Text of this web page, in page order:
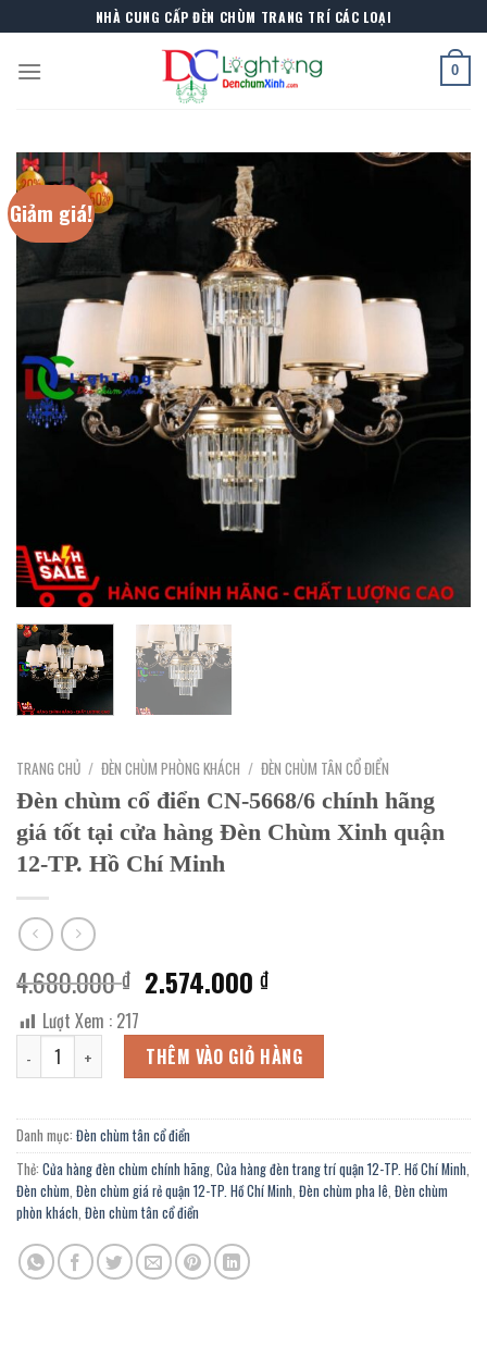
to
content
NHÀ CUNG CẤP ĐÈN CHÙM TRANG TRÍ CÁC LOẠI
0
Giảm giá!
TRANG CHỦ / ĐÈN CHÙM PHÒNG KHÁCH / ĐÈN CHÙM TÂN CỔ ĐIỂN
Đèn chùm cổ điển CN-5668/6 chính hãng
giá tốt tại cửa hàng Đèn Chùm Xinh quận
12-TP. Hồ Chí Minh
4.680.000₫ Giá
gốc
là:
4.680.000 ₫.
2.574.000₫Giá
tại
là:
2.574.000 ₫.
Lượt Xem : 217
Đèn chùm cổ điển CN-5668/6 chính hãng giá tốt tại cửa hàng Đèn
THÊM VÀO GIỎ HÀNG
Danh mục: Đèn chùm tân cổ điển
Thẻ: Cửa hàng đèn chùm chính hãng, Cửa hàng đèn trang trí quận 12-TP. Hồ Chí Minh,
Đèn chùm, Đèn chùm giá rẻ quận 12-TP. Hồ Chí Minh, Đèn chùm pha lê, Đèn chùm
phòn khách, Đèn chùm tân cổ điển